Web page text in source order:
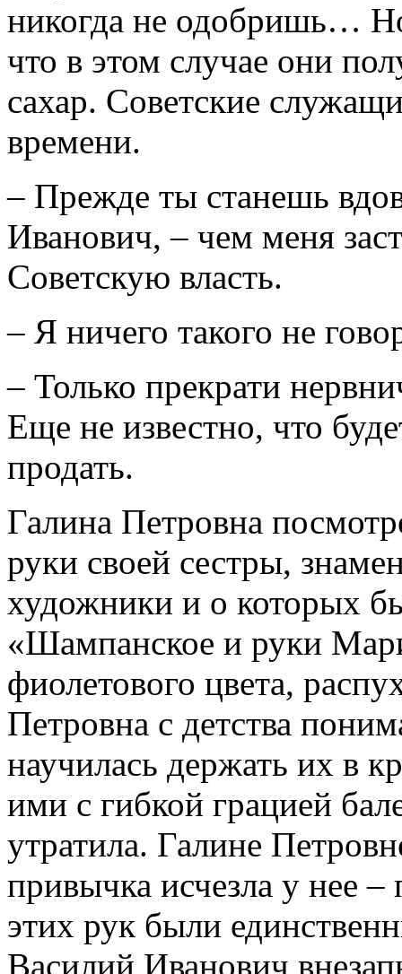
никогда не одобришь…
что в этом случае они
сахар. Советские
времени.
– Прежде ты станешь
Иванович, – чем меня
Советскую власть.
– Я ничего такого не
– Только прекрати
Еще не известно, что
продать.
Галина Петровна
руки своей сестры,
художники и о которых
«Шампанское и руки
фиолетового цвета,
Петровна с детства
научилась держать их в
ими с гибкой грацией
утратила. Галине
привычка исчезла у нее
этих рук были
Василий Иванович